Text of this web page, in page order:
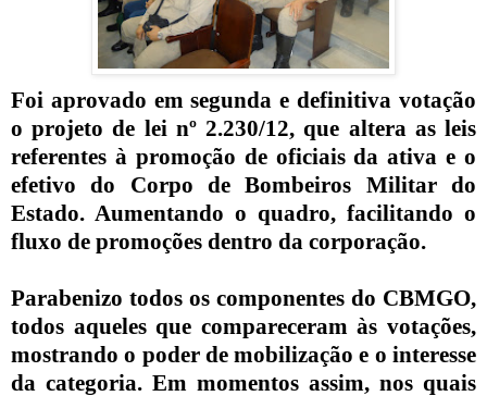
Foi aprovado em segunda e definitiva votação
o projeto de lei nº 2.230/12, que altera as leis
referentes à promoção de oficiais da ativa e o
efetivo do Corpo de Bombeiros Militar do
Estado. Aumentando o quadro, facilitando o
fluxo de promoções dentro da corporação.
Parabenizo todos os componentes do CBMGO,
todos aqueles que compareceram às votações,
mostrando o poder de mobilização e o interesse
da categoria. Em momentos assim, nos quais